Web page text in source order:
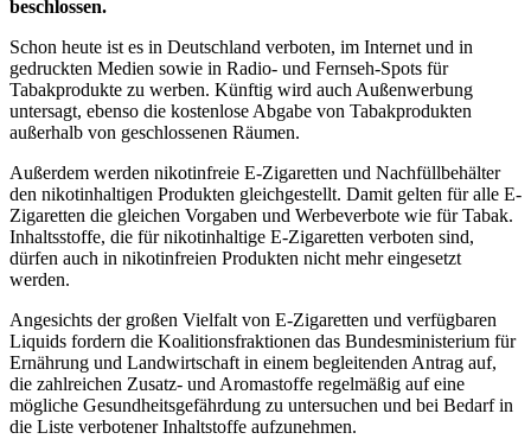
beschlossen.
Schon heute ist es in Deutschland verboten, im Internet und in
gedruckten Medien sowie in Radio- und Fernseh-Spots für
Tabakprodukte zu werben. Künftig wird auch Außenwerbung
untersagt, ebenso die kostenlose Abgabe von Tabakprodukten
außerhalb von geschlossenen Räumen.
Außerdem werden nikotinfreie E-Zigaretten und Nachfüllbehälter
den nikotinhaltigen Produkten gleichgestellt. Damit gelten für alle E-
Zigaretten die gleichen Vorgaben und Werbeverbote wie für Tabak.
Inhaltsstoffe, die für nikotinhaltige E-Zigaretten verboten sind,
dürfen auch in nikotinfreien Produkten nicht mehr eingesetzt
werden.
Angesichts der großen Vielfalt von E-Zigaretten und verfügbaren
Liquids fordern die Koalitionsfraktionen das Bundesministerium für
Ernährung und Landwirtschaft in einem begleitenden Antrag auf,
die zahlreichen Zusatz- und Aromastoffe regelmäßig auf eine
mögliche Gesundheitsgefährdung zu untersuchen und bei Bedarf in
die Liste verbotener Inhaltstoffe aufzunehmen.